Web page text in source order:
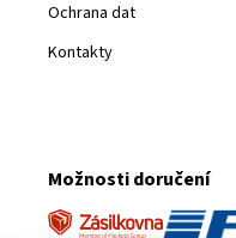
Ochrana dat
Kontakty
Možnosti doručení